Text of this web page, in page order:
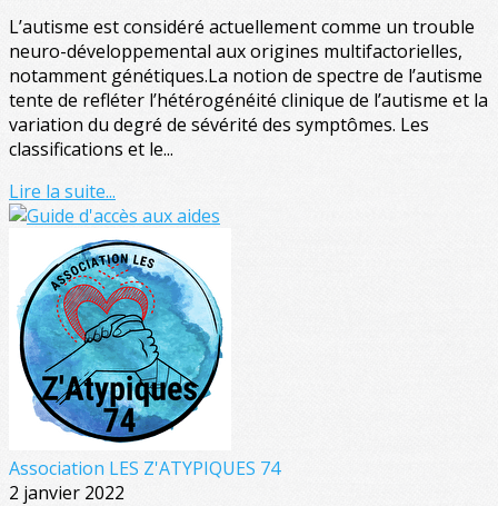
L’autisme est considéré actuellement comme un trouble
neuro-développemental aux origines multifactorielles,
notamment génétiques.La notion de spectre de l’autisme
tente de refléter l’hétérogénéité clinique de l’autisme et la
variation du degré de sévérité des symptômes. Les
classifications et le...
Lire la suite...
Association LES Z'ATYPIQUES 74
2 janvier 2022